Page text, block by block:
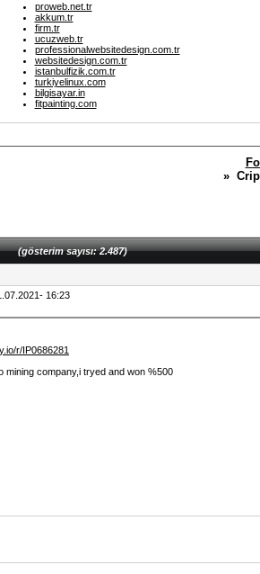
proweb.net.tr
akkum.tr
firm.tr
ucuzweb.tr
professionalwebsitedesign.com.tr
websitedesign.com.tr
istanbulfizik.com.tr
turkiyelinux.com
bilgisayar.in
fitpainting.com
»
(gösterim sayısı: 2.487)
16:23
r/IP0686281
mining company,i tryed and won %500